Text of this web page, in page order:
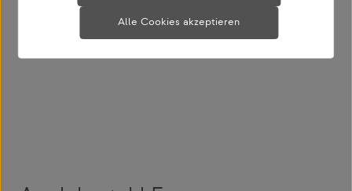
Alle Cookies akzeptieren